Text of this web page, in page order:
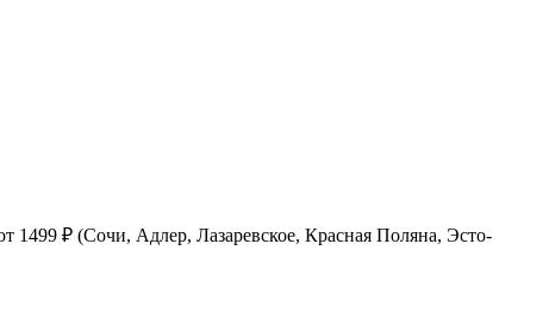
1499 ₽ (Сочи, Адлер, Лазаревское, Красная Поляна, Эсто-